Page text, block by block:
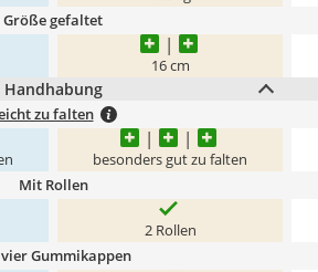
Größe gefaltet
16 cm
Handhabung
zu falten
besonders gut zu falten
Mit Rollen
2 Rollen
Gummikappen